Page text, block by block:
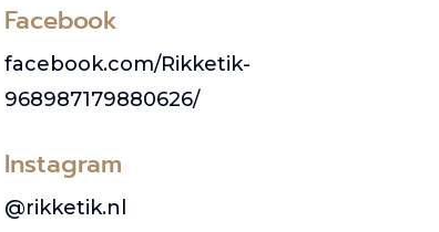
Facebook
facebook.com/Rikketik-
968987179880626/
Instagram
@rikketik.nl